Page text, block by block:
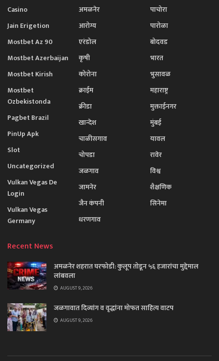
Casino
Jain Erigetion
Mostbet Az 90
Mostbet Azerbaijan
Mostbet Kirish
Mostbet
Ozbekistonda
Pagbet Brazil
PinUp Apk
Slot
Uncategorized
Vulkan Vegas De
Login
Vulkan Vegas
Germany
अमळनेर
आरोग्य
एरंडोल
कृषी
कोरोना
क्राईम
क्रीडा
खान्देश
चाळीसगाव
चोपडा
जळगाव
जामनेर
जैन कंपनी
धरणगाव
पाचोरा
पारोळा
बोदवड
भारत
भुसावळ
महाराष्ट्र
मुक्ताईनगर
मुंबई
यावल
रावेर
विश्व
शैक्षणिक
सिनेमा
Recent News
अमळनेर शहरात घरफोडी: कुलूप तोडून ५६ हजारांचा मुद्देमाल
लांबवला
AUGUST 9, 2026
जळगावात दिव्यांग व वृद्धांना मोफत साहित्य वाटप
AUGUST 9, 2026